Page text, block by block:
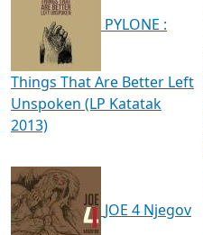
PYLONE :
Things That Are Better Left
Unspoken (LP Katatak
2013)
JOE 4 Njegov